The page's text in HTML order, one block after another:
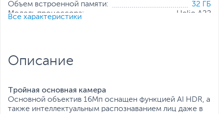
Объем встроенной памяти:
32 ГБ
Модель процессора:
Helio A22
Тип SIM-карты:
Все характеристики
Описание
Тройная основная камера
Основной объектив 16Мп оснащен функцией AI HDR, а
также интеллектуальным распознаванием лиц даже в